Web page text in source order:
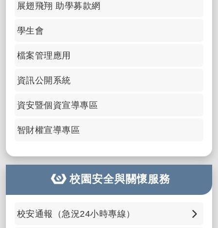
展翅飛翔 助學募款網
學生會
檔案管理應用
資訊公開系統
資安暨個資宣導專區
智財權宣導專區
校園安全與關懷服務
校安通報（急況24小時專線）